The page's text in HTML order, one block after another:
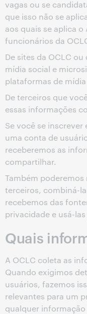
vagas ou se
que isso não se
aos quais se aplica
funcionários da
De sites da OCLC
mídia social e
plataformas de
De terceiros que
essas informações
Se você se
uma conta de
receberemos as
compartilhar.
Também
terceiros, combiná-
recebemos das
privacidade e usá-
Quais
A OCLC coleta as
Quando exigimos
usuários, fazemos
relevantes para um
qualquer